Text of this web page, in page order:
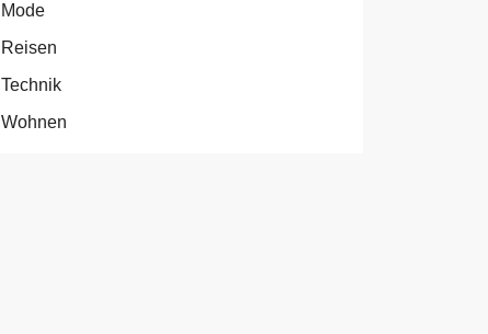
Mode
Reisen
Technik
Wohnen